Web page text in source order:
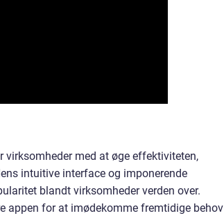
med at øge effektiviteten,
intuitive interface og imponerende
blandt virksomheder verden over.
appen for at imødekomme fremtidige behov